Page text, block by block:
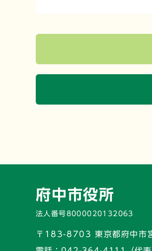
府中市役所
法人番号8000020132063
〒183-8703 東京都府中市